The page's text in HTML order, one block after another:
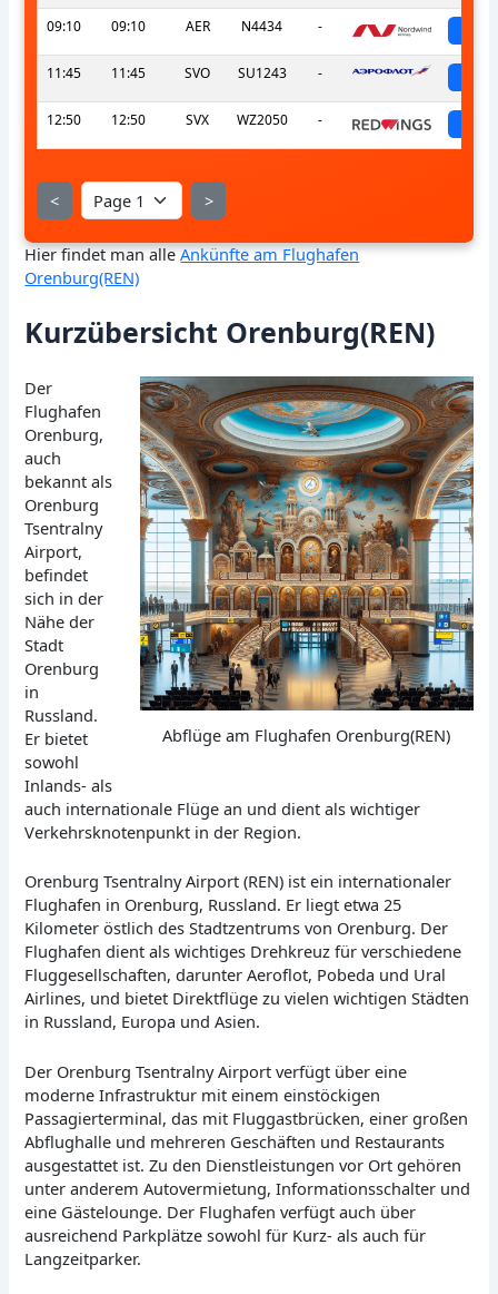
09:10 09:10 AER N4434 -
11:45 11:45 SVO SU1243 -
12:50 12:50 SVX WZ2050 -
< >
Hier findet man alleAnkünfte am Flughafen
Orenburg(REN)
Kurzübersicht Orenburg(REN)
Abflüge am Flughafen Orenburg(REN)
Der
Flughafen
Orenburg,
auch
bekannt als
Orenburg
Tsentralny
Airport,
befindet
sich in der
Nähe der
Stadt
Orenburg
in
Russland.
Er bietet
sowohl
Inlands- als
auch internationale Flüge an und dient als wichtiger
Verkehrsknotenpunkt in der Region.
Orenburg Tsentralny Airport (REN) ist ein internationaler
Flughafen in Orenburg, Russland. Er liegt etwa 25
Kilometer östlich des Stadtzentrums von Orenburg. Der
Flughafen dient als wichtiges Drehkreuz für verschiedene
Fluggesellschaften, darunter Aeroflot, Pobeda und Ural
Airlines, und bietet Direktflüge zu vielen wichtigen Städten
in Russland, Europa und Asien.
Der Orenburg Tsentralny Airport verfügt über eine
moderne Infrastruktur mit einem einstöckigen
Passagierterminal, das mit Fluggastbrücken, einer großen
Abflughalle und mehreren Geschäften und Restaurants
ausgestattet ist. Zu den Dienstleistungen vor Ort gehören
unter anderem Autovermietung, Informationsschalter und
eine Gästelounge. Der Flughafen verfügt auch über
ausreichend Parkplätze sowohl für Kurz- als auch für
Langzeitparker.